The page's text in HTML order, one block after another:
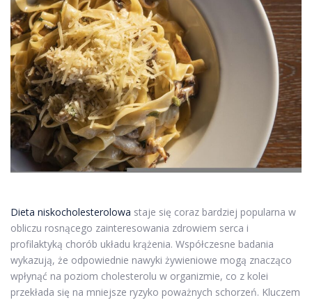
Dieta niskocholesterolowa staje się coraz bardziej popularna w
obliczu rosnącego zainteresowania zdrowiem serca i
profilaktyką chorób układu krążenia. Współczesne badania
wykazują, że odpowiednie nawyki żywieniowe mogą znacząco
wpłynąć na poziom cholesterolu w organizmie, co z kolei
przekłada się na mniejsze ryzyko poważnych schorzeń. Kluczem